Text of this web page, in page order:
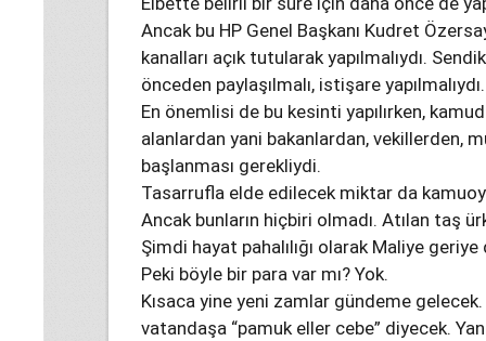
Ancak bu HP Genel Başkanı Kudret
kanalları açık tutularak yapılmalıydı.
önceden paylaşılmalı, istişare yapılmalıydı.
En önemlisi de bu kesinti yapılırken,
alanlardan yani bakanlardan, vekillerden,
başlanması gerekliydi.
Tasarrufla elde edilecek miktar da
Ancak bunların hiçbiri olmadı. Atılan taş
Şimdi hayat pahalılığı olarak Maliye
Peki böyle bir para var mı? Yok.
Kısaca yine yeni zamlar gündeme
vatandaşa “pamuk eller cebe” diyecek.